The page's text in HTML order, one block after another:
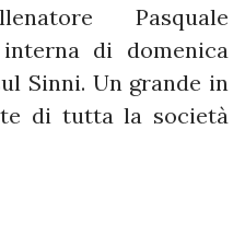
Pasquale
di domenica
Sinni. Un grande in
di tutta la società